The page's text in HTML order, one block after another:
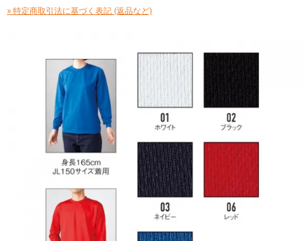
» 特定商取引法に基づく表記 (返品など)